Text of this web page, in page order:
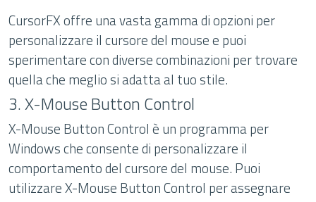
CursorFX offre una vasta gamma di opzioni per
personalizzare il cursore del mouse e puoi
sperimentare con diverse combinazioni per trovare
quella che meglio si adatta al tuo stile.
3. X-Mouse Button Control
X-Mouse Button Control è un programma per
Windows che consente di personalizzare il
comportamento del cursore del mouse. Puoi
utilizzare X-Mouse Button Control per assegnare